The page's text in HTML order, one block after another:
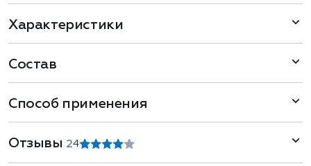
Характеристики
Состав
Способ применения
Отзывы 24